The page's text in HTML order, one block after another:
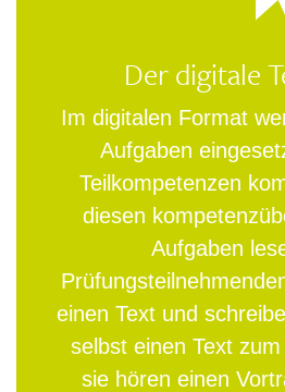
Der digitale
Im digitalen Format
Aufgaben
Teilkompetenzen
diesen
Aufgaben
einen Text und
selbst einen Text
sie hören einen